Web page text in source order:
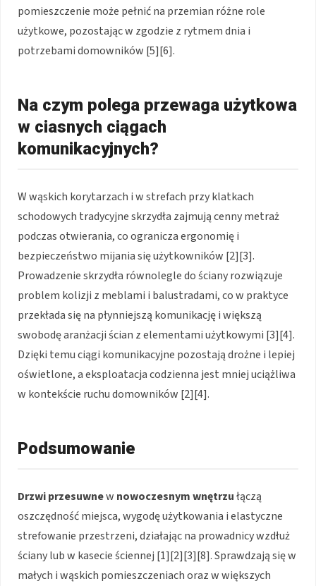
pomieszczenie może pełnić na przemian różne role
użytkowe, pozostając w zgodzie z rytmem dnia i
potrzebami domowników [5][6].
Na czym polega przewaga użytkowa
w ciasnych ciągach
komunikacyjnych?
W wąskich korytarzach i w strefach przy klatkach
schodowych tradycyjne skrzydła zajmują cenny metraż
podczas otwierania, co ogranicza ergonomię i
bezpieczeństwo mijania się użytkowników [2][3].
Prowadzenie skrzydła równolegle do ściany rozwiązuje
problem kolizji z meblami i balustradami, co w praktyce
przekłada się na płynniejszą komunikację i większą
swobodę aranżacji ścian z elementami użytkowymi [3][4].
Dzięki temu ciągi komunikacyjne pozostają drożne i lepiej
oświetlone, a eksploatacja codzienna jest mniej uciążliwa
w kontekście ruchu domowników [2][4].
Podsumowanie
Drzwi przesuwnew nowoczesnym wnętrzułączą
oszczędność miejsca, wygodę użytkowania i elastyczne
strefowanie przestrzeni, działając na prowadnicy wzdłuż
ściany lub w kasecie ściennej [1][2][3][8]. Sprawdzają się w
małych i wąskich pomieszczeniach oraz w większych